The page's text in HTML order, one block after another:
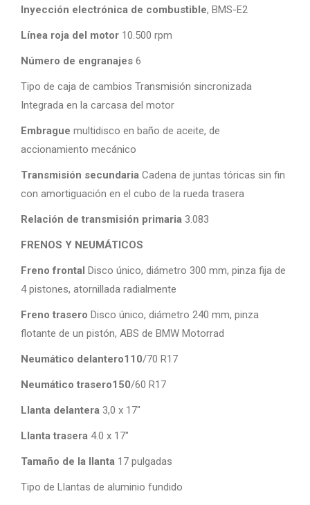
Inyección electrónica de combustible, BMS-E2
Línea roja del motor 10.500 rpm
Número de engranajes 6
Tipo de caja de cambios Transmisión sincronizada
Integrada en la carcasa del motor
Embrague multidisco en baño de aceite, de
accionamiento mecánico
Transmisión secundaria Cadena de juntas tóricas sin fin
con amortiguación en el cubo de la rueda trasera
Relación de transmisión primaria 3.083
FRENOS Y NEUMÁTICOS
Freno frontal Disco único, diámetro 300 mm, pinza fija de
4 pistones, atornillada radialmente
Freno trasero Disco único, diámetro 240 mm, pinza
flotante de un pistón, ABS de BMW Motorrad
Neumático delantero110/70 R17
Neumático trasero150/60 R17
Llanta delantera 3,0 x 17″
Llanta trasera 4.0 x 17″
Tamaño de la llanta 17 pulgadas
Tipo de Llantas de aluminio fundido